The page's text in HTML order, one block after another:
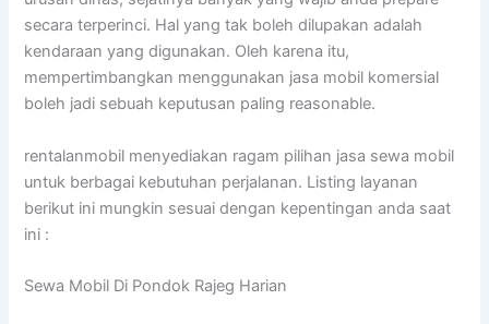
secara terperinci. Hal yang tak boleh dilupakan adalah
kendaraan yang digunakan. Oleh karena itu,
mempertimbangkan menggunakan jasa mobil komersial
boleh jadi sebuah keputusan paling reasonable.
rentalanmobil menyediakan ragam pilihan jasa sewa mobil
untuk berbagai kebutuhan perjalanan. Listing layanan
berikut ini mungkin sesuai dengan kepentingan anda saat
ini :
Sewa Mobil Di Pondok Rajeg Harian